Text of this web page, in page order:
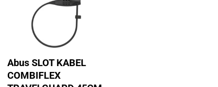
Abus SLOT KABEL
COMBIFLEX